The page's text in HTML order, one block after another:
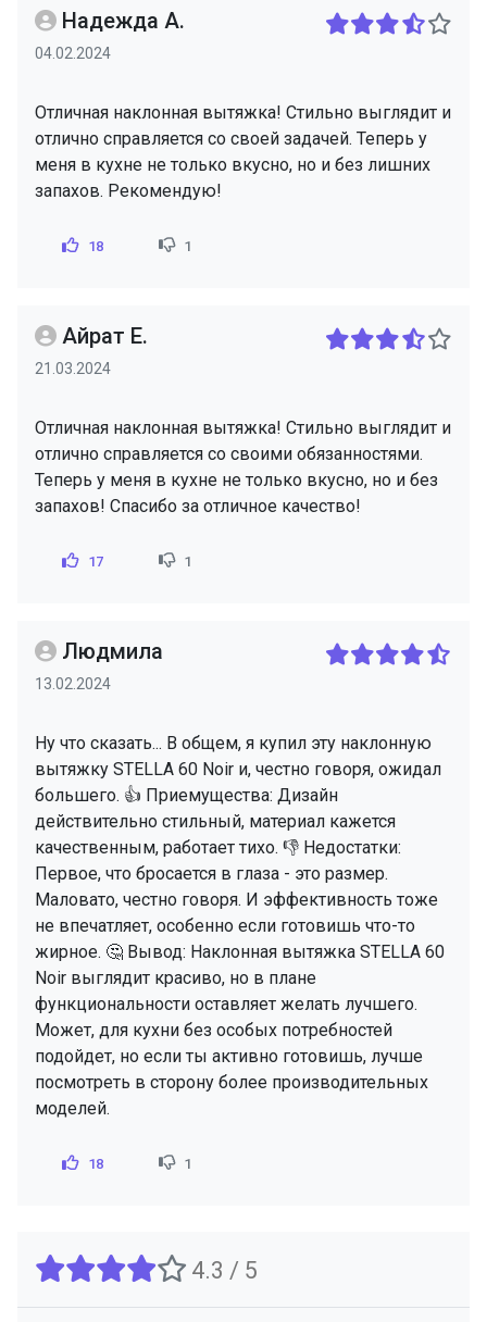
Надежда А.
04.02.2024
Отличная наклонная вытяжка! Стильно выглядит и
отлично справляется со своей задачей. Теперь у
меня в кухне не только вкусно, но и без лишних
запахов. Рекомендую!
18 1
Айрат Е.
21.03.2024
Отличная наклонная вытяжка! Стильно выглядит и
отлично справляется со своими обязанностями.
Теперь у меня в кухне не только вкусно, но и без
запахов! Спасибо за отличное качество!
17 1
Людмила
13.02.2024
Ну что сказать... В общем, я купил эту наклонную
вытяжку STELLA 60 Noir и, честно говоря, ожидал
большего. 👍 Приемущества: Дизайн
действительно стильный, материал кажется
качественным, работает тихо. 👎 Недостатки:
Первое, что бросается в глаза - это размер.
Маловато, честно говоря. И эффективность тоже
не впечатляет, особенно если готовишь что-то
жирное. 🤔 Вывод: Наклонная вытяжка STELLA 60
Noir выглядит красиво, но в плане
функциональности оставляет желать лучшего.
Может, для кухни без особых потребностей
подойдет, но если ты активно готовишь, лучше
посмотреть в сторону более производительных
моделей.
18 1
4.3 / 5